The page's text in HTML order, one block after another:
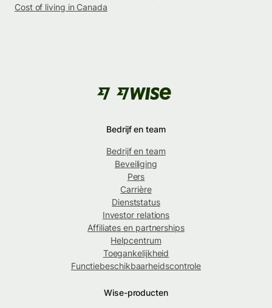
Cost of living in Canada
Bedrijf en team
Bedrijf en team
Beveiliging
Pers
Carrière
Dienststatus
Investor relations
Affiliates en partnerships
Helpcentrum
Toegankelijkheid
Functiebeschikbaarheidscontrole
Wise-producten